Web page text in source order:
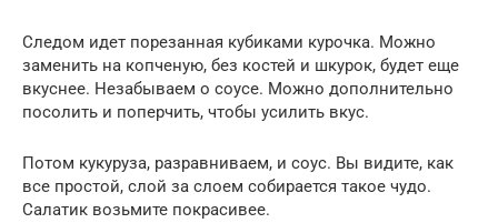
Следом идет порезанная кубиками курочка. Можно
заменить на копченую, без костей и шкурок, будет еще
вкуснее. Незабываем о соусе. Можно дополнительно
посолить и поперчить, чтобы усилить вкус.
Потом кукуруза, разравниваем, и соус. Вы видите, как
все простой, слой за слоем собирается такое чудо.
Салатик возьмите покрасивее.